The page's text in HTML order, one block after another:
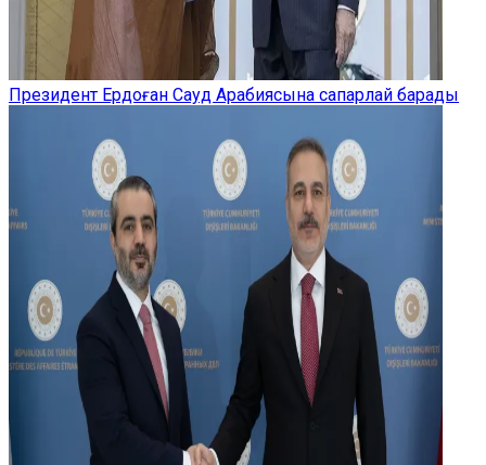
Президент Ердоған Сауд Арабиясына сапарлай барады